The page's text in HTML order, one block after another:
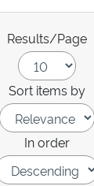
Results/Page
Sort items by
In order